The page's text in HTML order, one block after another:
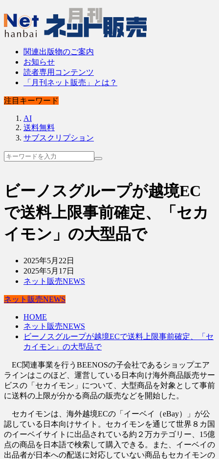
関連出版物のご案内
お知らせ
読者専用コンテンツ
「月刊ネット販売」とは？
注目キーワード
AI
送料無料
サブスクリプション
ビーノスグループが越境EC
で送料上限事前確定、「セカ
イモン」の大型品で
2025年5月22日
2025年5月17日
ネット販売NEWS
ネット販売NEWS
HOME
ネット販売NEWS
ビーノスグループが越境ECで送料上限事前確定、「セ
カイモン」の大型品で
EC関連事業を行うBEENOSの子会社であるショップエア
ラインはこのほど、運営している日本向け海外商品販売サー
ビスの「セカイモン」について、大型商品を対象として事前
に送料の上限が分かる商品の販売などを開始した。
セカイモンは、海外越境ECの「イーベイ（eBay）」が公
認している日本向けサイト。セカイモンを通じて世界８カ国
のイーベイサイトに出品されている約２万カテゴリー、15億
点の商品を日本語で検索して購入できる。また、イーベイの
出品者が日本への配送に対応していない商品もセカイモンの